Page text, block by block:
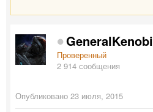
GeneralKenobi
Проверенный
2 914 сообщения
Опубликовано 23 июля, 2015